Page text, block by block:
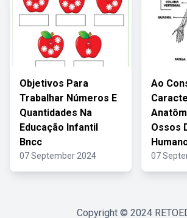
Objetivos Para
Trabalhar Números E
Quantidades Na
Educação Infantil
Bncc
07 September 2024
Ao
Ossos
07
Copyright © 2024